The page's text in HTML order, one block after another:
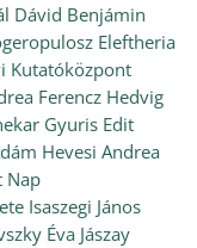
Dávid Benjámin
Eleftheria
Kutatóközpont
Ferencz Hedvig
Gyuris Edit
Hevesi Andrea
Nap
Isaszegi János
Éva Jászay